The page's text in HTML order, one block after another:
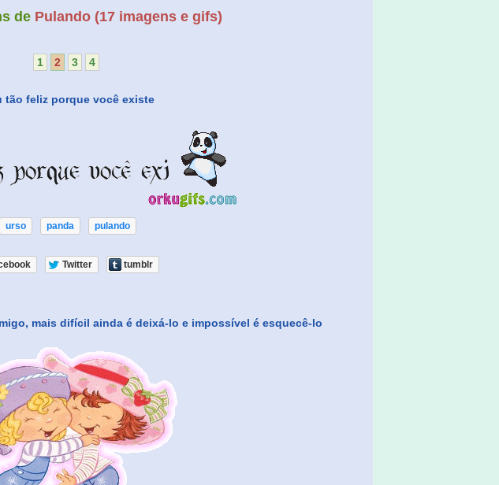
de Pulando (17 imagens e gifs)
1 2 3 4
tão feliz porque você existe
urso panda pulando
Twitter tumblr
mais difícil ainda é deixá-lo e impossível é esquecê-lo